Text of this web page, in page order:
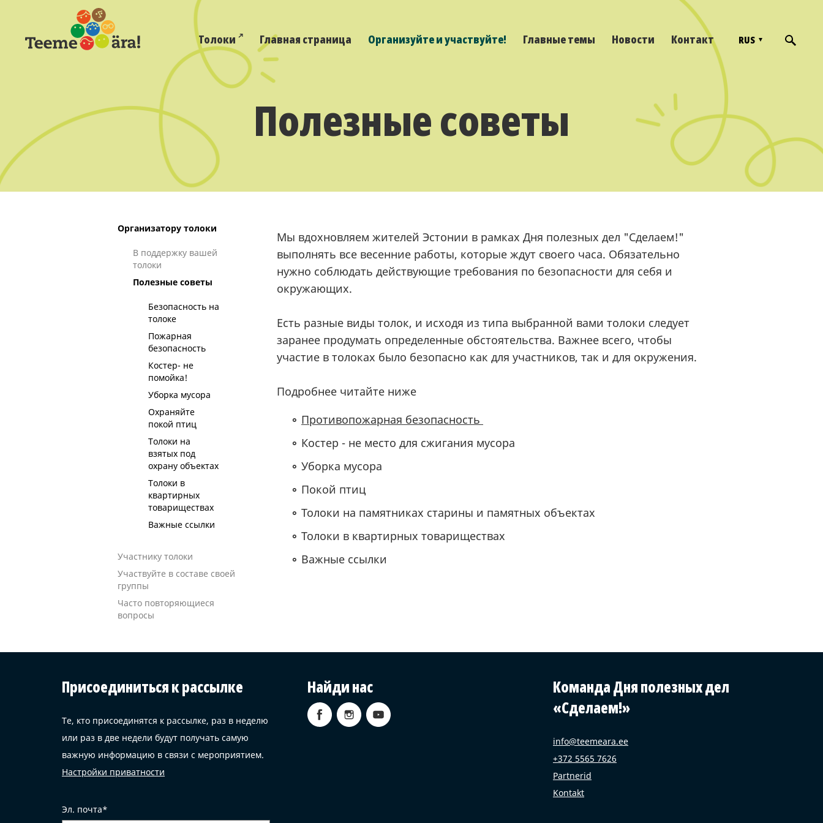
Толоки Главная страница Организуйте и участвуйте! Главные темы Новости Контакт RUS
Полезные советы
Организатору толоки
В поддержку вашей
толоки
Полезные советы
Безопасность на
толоке
Пожарная
безопасность
Костер- не
помойка!
Уборка мусора
Охраняйте
покой птиц
Толоки на
взятых под
охрану объектах
Толоки в
квартирных
товариществах
Важные ссылки
Участнику толоки
Участвуйте в составе своей
группы
Часто повторяющиеся
вопросы
Мы вдохновляем жителей Эстонии в рамках Дня полезных дел "Сделаем!"
выполнять все весенние работы, которые ждут своего часа. Обязательно
нужно соблюдать действующие требования по безопасности для себя и
окружающих.
Есть разные виды толок, и исходя из типа выбранной вами толоки следует
заранее продумать определенные обстоятельства. Важнее всего, чтобы
участие в толоках было безопасно как для участников, так и для окружения.
Подробнее читайте ниже
Противопожарная безопасность
Костер - не место для сжигания мусора
Уборка мусора
Покой птиц
Толоки на памятниках старины и памятных объектах
Толоки в квартирных товариществах
Важные ссылки
Присоединиться к рассылке
Те, кто присоединятся к рассылке, раз в неделю
или раз в две недели будут получать самую
важную информацию в связи с мероприятием.
Настройки приватности
Эл. почта
Найди нас
Команда Дня полезных дел
«Сделаем!»
info@teemeara.ee
+372 5565 7626
Partnerid
Kontakt